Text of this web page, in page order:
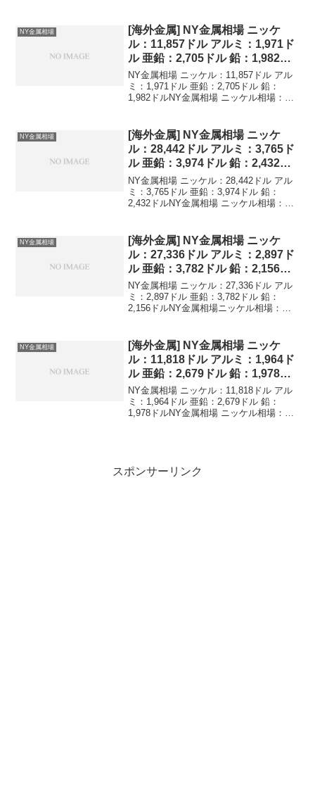
ニッケル,アル...
NY金属相場
[海外金属] NY金属相場 ニッケ
ル：11,857ドル アルミ：1,971ド
ル 亜鉛：2,705ドル 鉛：1,982ド
ル
NY金属相場 ニッケル：11,857ドル アル
ミ：1,971ドル 亜鉛：2,705ドル 鉛：
1,982ドルNY金属相場 ニッケル相場：
ルニッケ...
NY金属相場
[海外金属] NY金属相場 ニッケ
ル：28,442ドル アルミ：3,765ド
ル 亜鉛：3,974ドル 鉛：2,432ド
ル
NY金属相場 ニッケル：28,442ドル アル
ミ：3,765ドル 亜鉛：3,974ドル 鉛：
2,432ドルNY金属相場 ニッケル相場：
ルニッケ...
NY金属相場
[海外金属] NY金属相場 ニッケ
ル：27,336ドル アルミ：2,897ド
ル 亜鉛：3,782ドル 鉛：2,156ド
ル
NY金属相場 ニッケル：27,336ドル アル
ミ：2,897ドル 亜鉛：3,782ドル 鉛：
2,156ドルNY金属相場ニッケル相場：
ニッケル,アル...
NY金属相場
[海外金属] NY金属相場 ニッケ
ル：11,818ドル アルミ：1,964ド
ル 亜鉛：2,679ドル 鉛：1,978ド
ル
NY金属相場 ニッケル：11,818ドル アル
ミ：1,964ドル 亜鉛：2,679ドル 鉛：
1,978ドルNY金属相場 ニッケル相場：
スポンサーリンク